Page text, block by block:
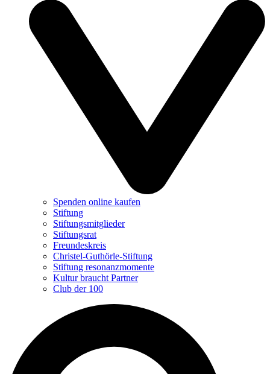
Spenden online kaufen
Stiftung
Stiftungsmitglieder
Stiftungsrat
Freundeskreis
Christel-Guthörle-Stiftung
Stiftung resonanzmomente
Kultur braucht Partner
Club der 100